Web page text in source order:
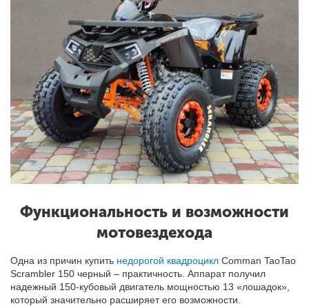
Функциональность и возможности
мотовездехода
Одна из причин купить недорогой квадроцикл Comman TaoTao
Scrambler 150 черный – практичность. Аппарат получил
надежный 150-кубовый двигатель мощностью 13 «лошадок»,
который значительно расширяет его возможности.